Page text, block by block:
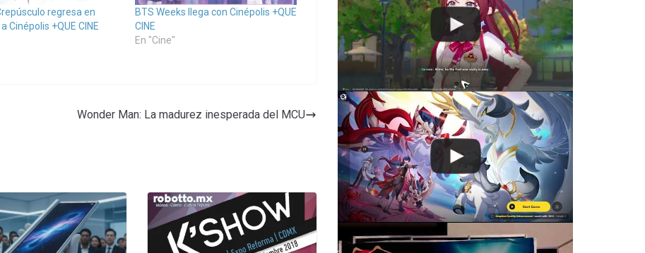
regresa en
Cinépolis +QUE CINE
BTS Weeks llega con Cinépolis +QUE
CINE
En "Cine"
Wonder Man: La madurez inesperada del MCU